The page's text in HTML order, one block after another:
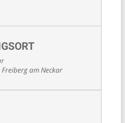
am Neckar